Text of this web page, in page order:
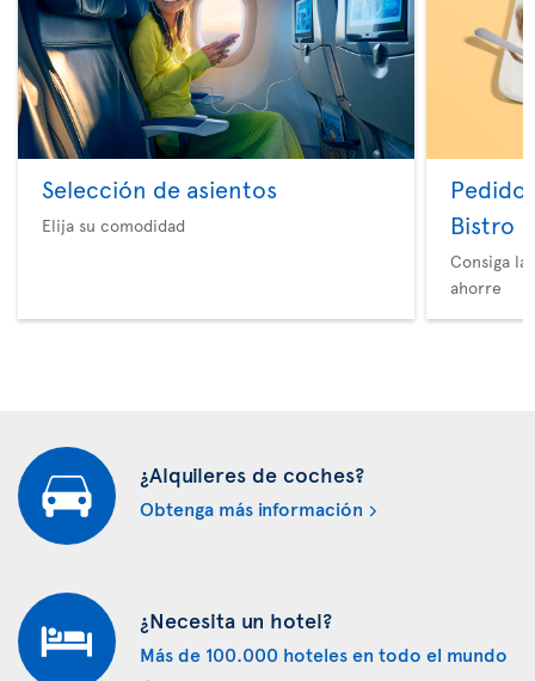
Selección de asientos
Elija su comodidad
Bistro
Consiga
ahorre
¿Alquileres de coches?
Obtenga más información
¿Necesita un hotel?
Más de 100.000 hoteles en todo el mundo